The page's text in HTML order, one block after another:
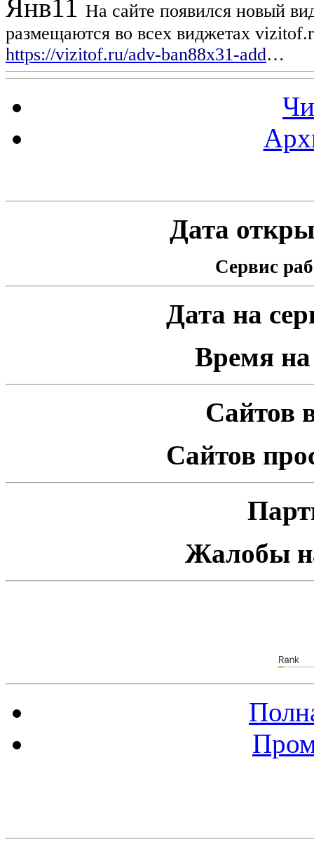
Янв11 На сайте появился новый
размещаются во всех виджетах
https://vizitof.ru/adv-ban88x31-add…
Дата
Сервис
Дата на
Время на
Сайтов
Сайтов
Жалобы